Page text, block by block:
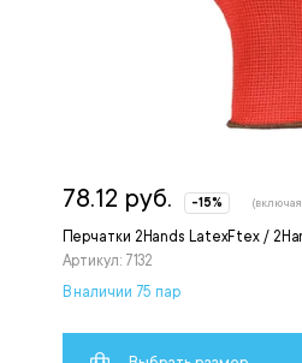
Перчатки 2Hands LatexFtex /
Артикул: 7132
78.12 руб. -15% (включая
В наличии 75 пар